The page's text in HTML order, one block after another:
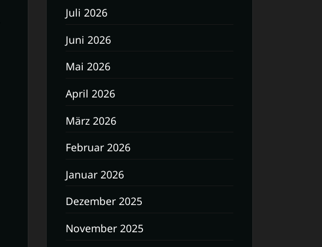
Juli 2026
Juni 2026
Mai 2026
April 2026
März 2026
Februar 2026
Januar 2026
Dezember 2025
November 2025